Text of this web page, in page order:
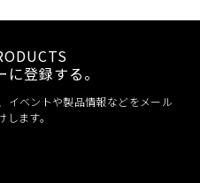
登録する。
イベントや製品情報などをメール
します。